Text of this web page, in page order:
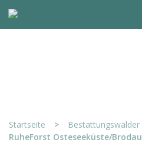
Startseite > Bestattungswälder
RuheForst Osteseeküste/Brodau